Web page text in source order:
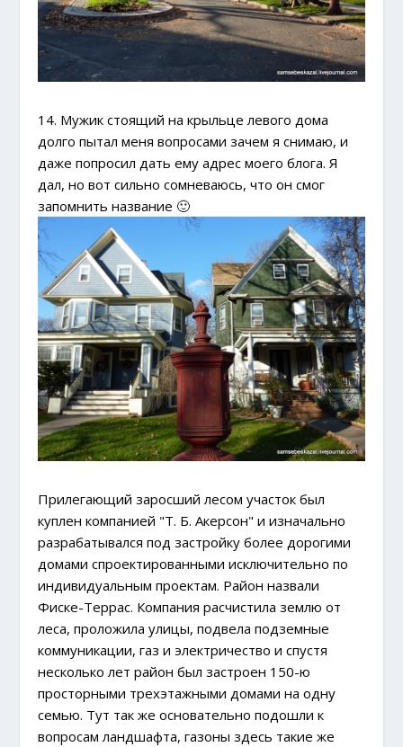
14. Мужик стоящий на крыльце левого дома
долго пытал меня вопросами зачем я снимаю, и
даже попросил дать ему адрес моего блога. Я
дал, но вот сильно сомневаюсь, что он смог
запомнить название 🙂
Прилегающий заросший лесом участок был
куплен компанией "Т. Б. Акерсон" и изначально
разрабатывался под застройку более дорогими
домами спроектированными исключительно по
индивидуальным проектам. Район назвали
Фиске-Террас. Компания расчистила землю от
леса, проложила улицы, подвела подземные
коммуникации, газ и электричество и спустя
несколько лет район был застроен 150-ю
просторными трехэтажными домами на одну
семью. Тут так же основательно подошли к
вопросам ландшафта, газоны здесь такие же